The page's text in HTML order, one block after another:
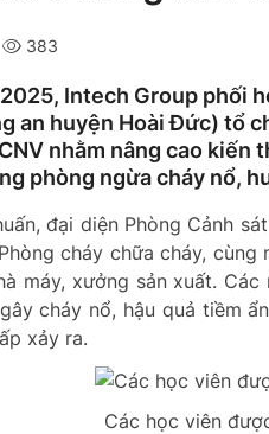
383
Intech Group phối
an huyện Hoài Đức) tổ
nhằm nâng cao
phòng ngừa cháy nổ,
đại diện Phòng Cảnh
cháy chữa cháy,
máy, xưởng sản xuất.
cháy nổ, hậu quả tiềm
xảy ra.
Các học viên